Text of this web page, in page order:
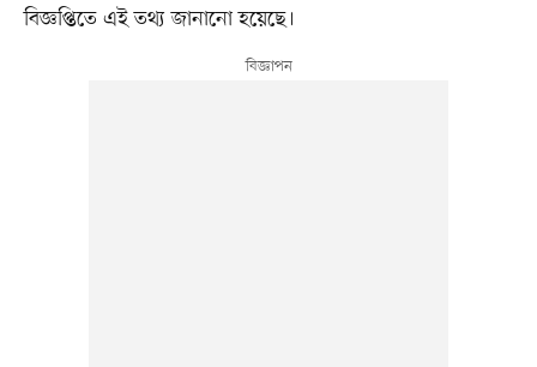
বিজ্ঞপ্তিতে এই তথ্য জানানো হয়েছে।